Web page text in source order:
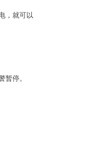
，就可以
停。